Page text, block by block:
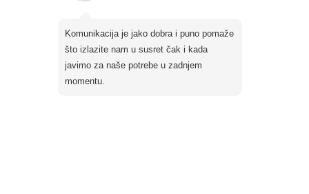
Komunikacija je jako dobra i puno pomaže
što izlazite nam u susret čak i kada
javimo za naše potrebe u zadnjem
momentu.